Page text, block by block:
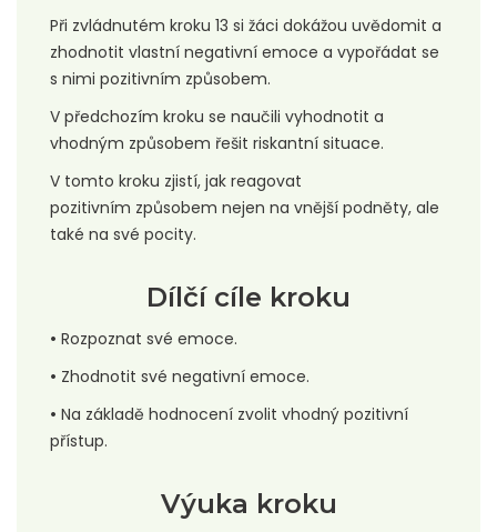
Při zvládnutém kroku 13 si žáci dokážou uvědomit a
zhodnotit vlastní negativní emoce a vypořádat se
s nimi pozitivním způsobem.
V předchozím kroku se naučili vyhodnotit a
vhodným způsobem řešit riskantní situace.
V tomto kroku zjistí, jak reagovat
pozitivním způsobem nejen na vnější podněty, ale
také na své pocity.
Dílčí cíle kroku
• Rozpoznat své emoce.
• Zhodnotit své negativní emoce.
• Na základě hodnocení zvolit vhodný pozitivní
přístup.
Výuka kroku